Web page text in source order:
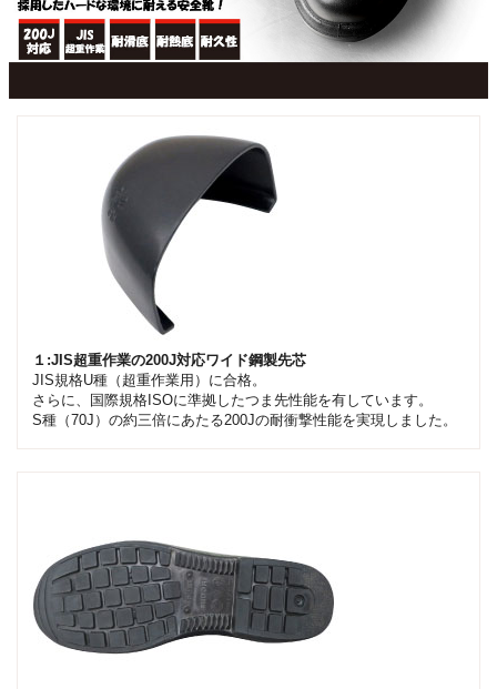
１:JIS超重作業の200J対応ワイド鋼製先芯
JIS規格U種（超重作業用）に合格。
さらに、国際規格ISOに準拠したつま先性能を有しています。
S種（70J）の約三倍にあたる200Jの耐衝撃性能を実現しました。